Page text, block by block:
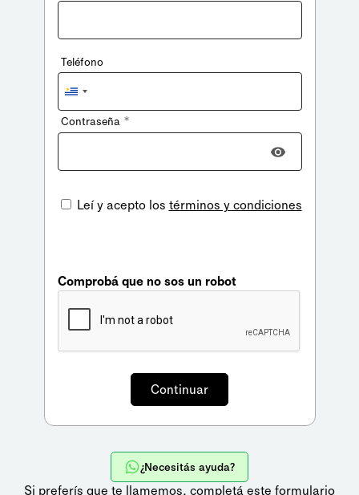
Teléfono
Uruguay
+598
Contraseña *
Leí y acepto los términos y condiciones
Comprobá que no sos un robot
¿Necesitás ayuda?
Si preferís que te llamemos, completá este formulario